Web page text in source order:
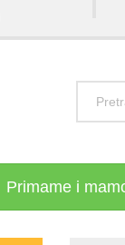
Primame i